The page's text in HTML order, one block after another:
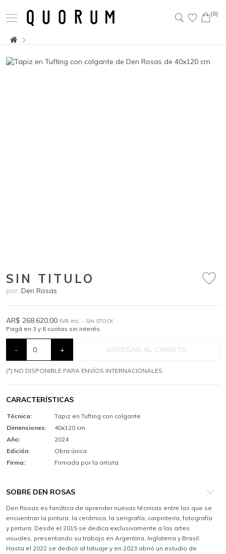
Buscar:
(0)
SIN TITULO
por: Den Rosas
AR$ 268.620,00 IVA inc. - SIN STOCK
Pagá en 3 y 6 cuotas sin interés.
- + AGREGAR AL CARRITO
(*) NO DISPONIBLE PARA ENVÍOS INTERNACIONALES.
CARACTERÍSTICAS
Técnica:
Tapiz en Tufting con colgante
Dimensiones:
40x120 cm
Año:
2024
Edición:
Obra única
Firma:
Firmada por la artista
SOBRE DEN ROSAS
Den Rosas es fanática de aprender nuevas técnicas entre las que se
encuentran la pintura, la cerámica, la serigrafía, carpintería, fotografía
y pintura. Desde el 2015 se dedica exclusivamente a las artes
visuales, presentando su trabajo en Argentina, Inglaterra y Brasil.
Hasta el 2022 se dedicó al tatuaje y en 2023 abrió un estudio de